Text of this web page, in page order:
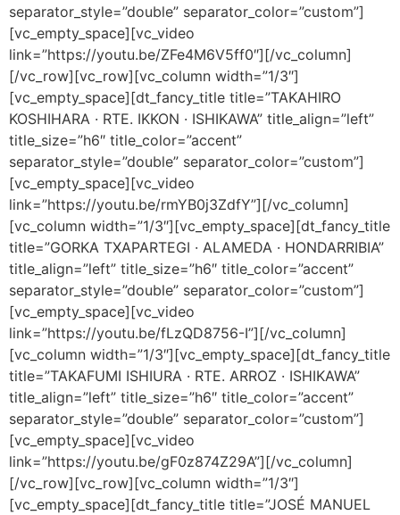
separator_style=”double” separator_color=”custom”]
[vc_empty_space][vc_video
link=”https://youtu.be/ZFe4M6V5ff0″][/vc_column]
[/vc_row][vc_row][vc_column width=”1/3″]
[vc_empty_space][dt_fancy_title title=”TAKAHIRO
KOSHIHARA · RTE. IKKON · ISHIKAWA” title_align=”left”
title_size=”h6″ title_color=”accent”
separator_style=”double” separator_color=”custom”]
[vc_empty_space][vc_video
link=”https://youtu.be/rmYB0j3ZdfY”][/vc_column]
[vc_column width=”1/3″][vc_empty_space][dt_fancy_title
title=”GORKA TXAPARTEGI · ALAMEDA · HONDARRIBIA”
title_align=”left” title_size=”h6″ title_color=”accent”
separator_style=”double” separator_color=”custom”]
[vc_empty_space][vc_video
link=”https://youtu.be/fLzQD8756-I”][/vc_column]
[vc_column width=”1/3″][vc_empty_space][dt_fancy_title
title=”TAKAFUMI ISHIURA · RTE. ARROZ · ISHIKAWA”
title_align=”left” title_size=”h6″ title_color=”accent”
separator_style=”double” separator_color=”custom”]
[vc_empty_space][vc_video
link=”https://youtu.be/gF0z874Z29A”][/vc_column]
[/vc_row][vc_row][vc_column width=”1/3″]
[vc_empty_space][dt_fancy_title title=”JOSÉ MANUEL